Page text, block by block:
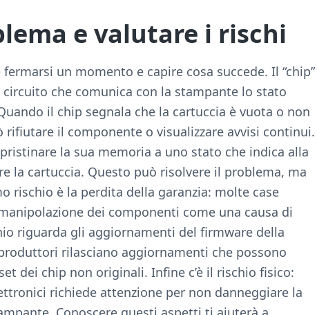
e valutare i rischi
un momento e capire cosa succede. Il “chip”
che comunica con la stampante lo stato
il chip segnala che la cartuccia è vuota o non
il componente o visualizzare avvisi continui.
la sua memoria a uno stato che indica alla
la cartuccia. Questo può risolvere il problema, ma
rischio è la perdita della garanzia: molte case
dei componenti come una causa di
riguarda gli aggiornamenti del firmware della
rilasciano aggiornamenti che possono
dei chip non originali. Infine c’è il rischio fisico:
richiede attenzione per non danneggiare la